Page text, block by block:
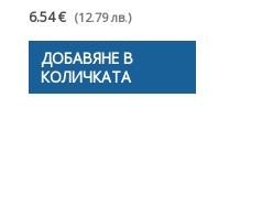
6.54 € (12.79 лв.)
ДОБАВЯНЕ В
КОЛИЧКАТА